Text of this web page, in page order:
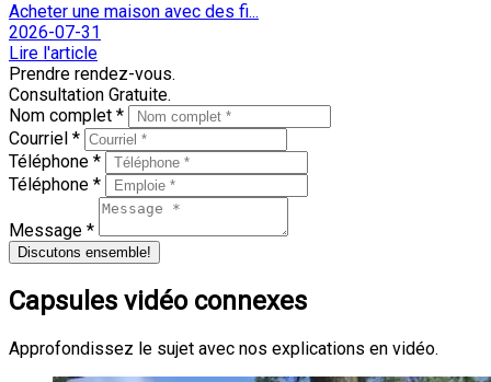
Acheter une maison avec des fi...
2026-07-31
Lire l'article
Prendre rendez-vous.
Consultation Gratuite.
Nom complet *
Courriel *
Téléphone *
Téléphone *
Message *
Discutons ensemble!
Capsules vidéo connexes
Approfondissez le sujet avec nos explications en vidéo.